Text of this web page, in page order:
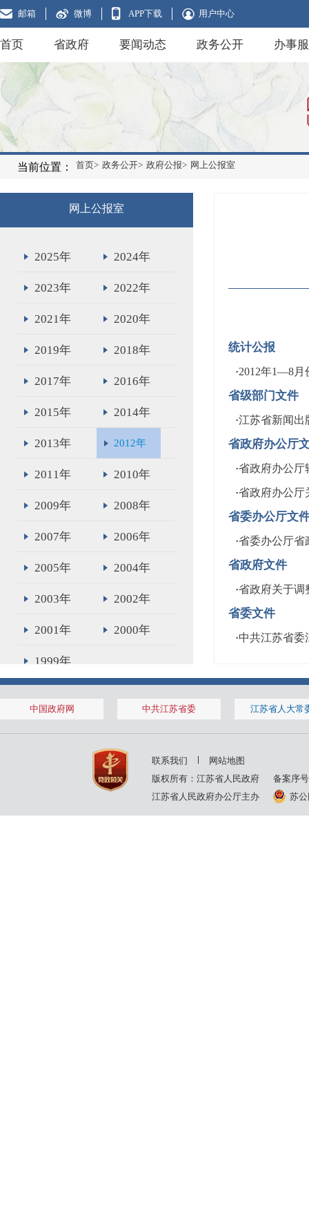
邮箱 微博 APP下载 用户中心
首页 省政府 要闻动态 政务公开 办事
当前位置： 首页> 政务公开> 政府公报> 网上公报室
网上公报室
2025年 2024年
2023年 2022年
2021年 2020年
2019年 2018年
2017年 2016年
2015年 2014年
2013年 2012年
2011年 2010年
2009年 2008年
2007年 2006年
2005年 2004年
2003年 2002年
2001年 2000年
1999年
统计公报
·2012年1—8月
省级部门文件
·江苏省新闻出
省政府办公厅
·省政府办公厅
·省政府办公厅
省委办公厅文
·省委办公厅省
省政府文件
·省政府关于调
省委文件
·中共江苏省委
中国政府网 中共江苏省委 江苏省人大常
联系我们
网站地图
版权所有：江苏省人民政府
备案序
江苏省人民政府办公厅主办
苏